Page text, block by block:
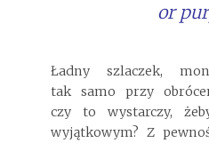
or
Ładny szlaczek,
tak samo przy
czy to wystarczy,
wyjątkowym? Z